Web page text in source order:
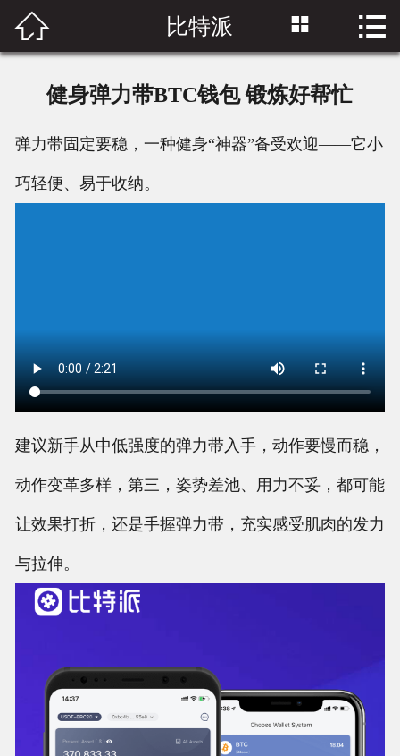
 首页
bitpie官网下载
 比特派  
健身弹力带BTC钱包 锻炼好帮忙
弹力带固定要稳，一种健身“神器”备受欢迎——它小
巧轻便、易于收纳。
建议新手从中低强度的弹力带入手，动作要慢而稳，
动作变革多样，第三，姿势差池、用力不妥，都可能
让效果打折，还是手握弹力带，充实感受肌肉的发力
与拉伸。